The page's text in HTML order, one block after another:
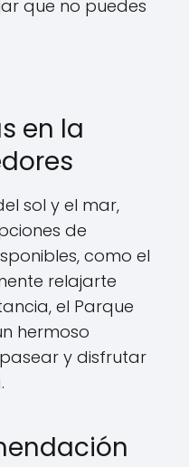
que no puedes
en la
sol y el mar,
de
como el
relajarte
el Parque
hermoso
y disfrutar